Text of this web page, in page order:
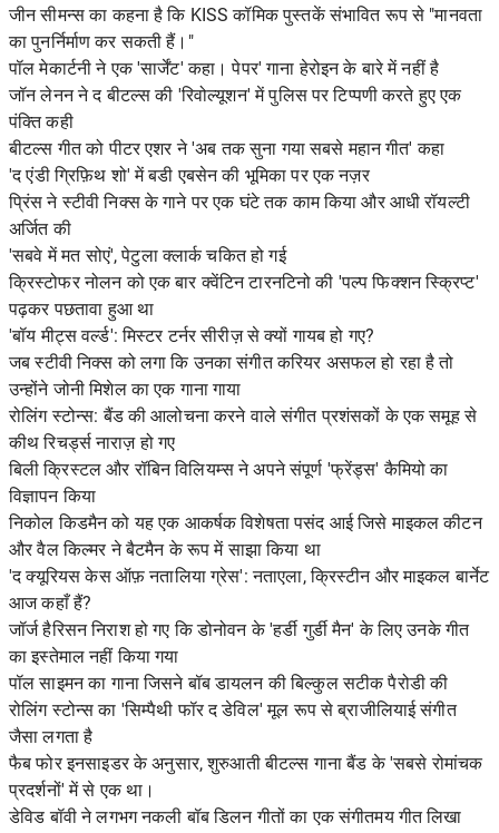
जीन सीमन्स का कहना है कि KISS कॉमिक पुस्तकें संभावित रूप से "मानवता
का पुनर्निर्माण कर सकती हैं।"
पॉल मेकार्टनी ने एक 'सार्जेंट' कहा। पेपर' गाना हेरोइन के बारे में नहीं है
जॉन लेनन ने द बीटल्स की 'रिवोल्यूशन' में पुलिस पर टिप्पणी करते हुए एक
पंक्ति कही
बीटल्स गीत को पीटर एशर ने 'अब तक सुना गया सबसे महान गीत' कहा
'द एंडी ग्रिफ़िथ शो' में बडी एबसेन की भूमिका पर एक नज़र
प्रिंस ने स्टीवी निक्स के गाने पर एक घंटे तक काम किया और आधी रॉयल्टी
अर्जित की
'सबवे में मत सोएं', पेटुला क्लार्क चकित हो गई
क्रिस्टोफर नोलन को एक बार क्वेंटिन टारनटिनो की 'पल्प फिक्शन स्क्रिप्ट'
पढ़कर पछतावा हुआ था
'बॉय मीट्स वर्ल्ड': मिस्टर टर्नर सीरीज़ से क्यों गायब हो गए?
जब स्टीवी निक्स को लगा कि उनका संगीत करियर असफल हो रहा है तो
उन्होंने जोनी मिशेल का एक गाना गाया
रोलिंग स्टोन्स: बैंड की आलोचना करने वाले संगीत प्रशंसकों के एक समूह से
कीथ रिचर्ड्स नाराज़ हो गए
बिली क्रिस्टल और रॉबिन विलियम्स ने अपने संपूर्ण 'फ्रेंड्स' कैमियो का
विज्ञापन किया
निकोल किडमैन को यह एक आकर्षक विशेषता पसंद आई जिसे माइकल कीटन
और वैल किल्मर ने बैटमैन के रूप में साझा किया था
'द क्यूरियस केस ऑफ़ नतालिया ग्रेस': नताएला, क्रिस्टीन और माइकल बार्नेट
आज कहाँ हैं?
जॉर्ज हैरिसन निराश हो गए कि डोनोवन के 'हर्डी गुर्डी मैन' के लिए उनके गीत
का इस्तेमाल नहीं किया गया
पॉल साइमन का गाना जिसने बॉब डायलन की बिल्कुल सटीक पैरोडी की
रोलिंग स्टोन्स का 'सिम्पैथी फॉर द डेविल' मूल रूप से ब्राजीलियाई संगीत
जैसा लगता है
फैब फोर इनसाइडर के अनुसार, शुरुआती बीटल्स गाना बैंड के 'सबसे रोमांचक
प्रदर्शनों' में से एक था।
डेविड बॉवी ने लगभग नकली बॉब डिलन गीतों का एक संगीतमय गीत लिखा